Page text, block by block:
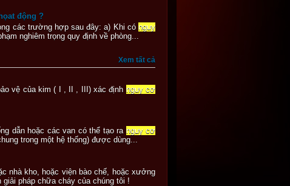
động ?
các trường hợp sau đây: a) Khi có nguy
nghiêm trọng quy định về phòng...
Xem tất cả
vệ của kim ( I , II , III) xác định nguy cơ
dẫn hoặc các van có thể tạo ra nguy cơ
trong một hệ thống) được dùng...
nhà kho, hoặc viện bào chế, hoặc xưởng
pháp chữa cháy của chúng tôi !